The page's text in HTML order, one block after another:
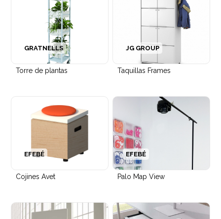
Torre de plantas
GRATNELLS
Taquillas Frames
JG GROUP
Cojines Avet
EFEBÉ
Palo Map View
EFEBÉ